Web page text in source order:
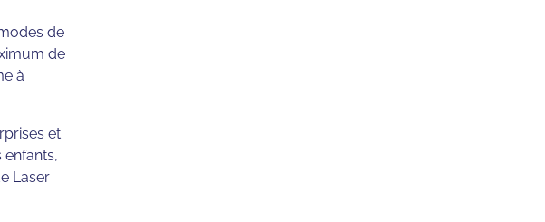
de
de
à
et
Laser